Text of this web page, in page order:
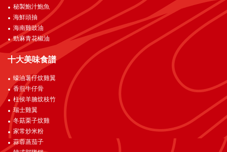
秘製鮑汁鮑魚
海鮮頭抽
海南雞豉油
勁麻青花椒油
十大美味食譜
蠔油薯仔炆雞翼
香煎牛仔骨
柱侯羊腩炆枝竹
瑞士雞翼
冬菇栗子炆雞
家常炒米粉
蒜蓉蒸茄子